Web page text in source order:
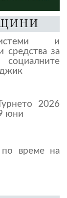
и
средства за
2026
юни
време на